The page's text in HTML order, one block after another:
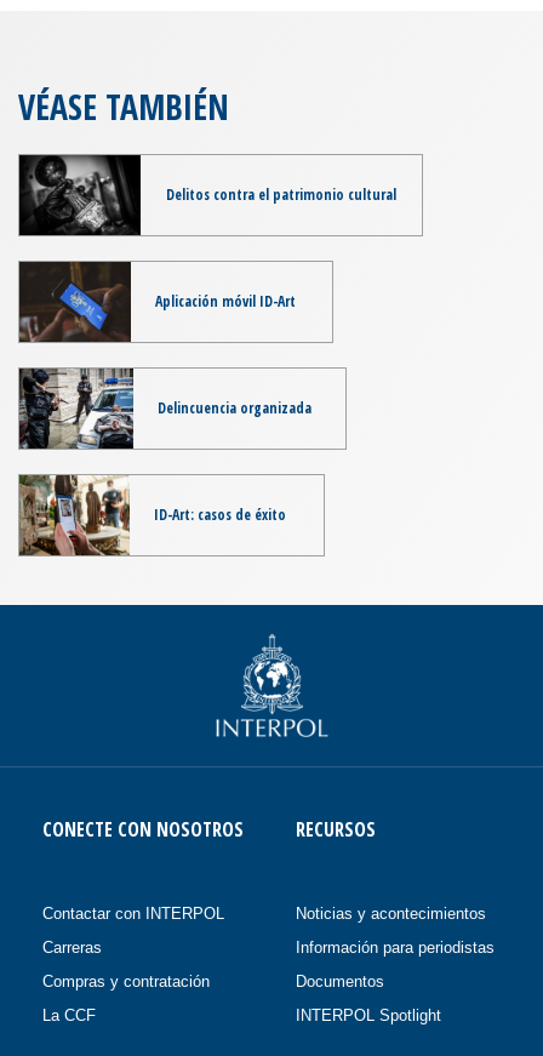
VÉASE TAMBIÉN
Delitos contra el patrimonio cultural
Aplicación móvil ID-Art
Delincuencia organizada
ID-Art: casos de éxito
CONECTE CON NOSOTROS
Contactar con INTERPOL
Carreras
Compras y contratación
La CCF
RECURSOS
Noticias y acontecimientos
Información para periodistas
Documentos
INTERPOL Spotlight